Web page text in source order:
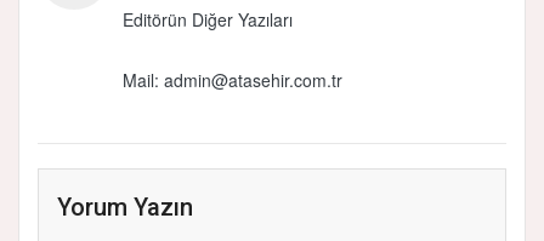
Editörün Diğer Yazıları
Mail: admin@atasehir.com.tr
Yorum Yazın